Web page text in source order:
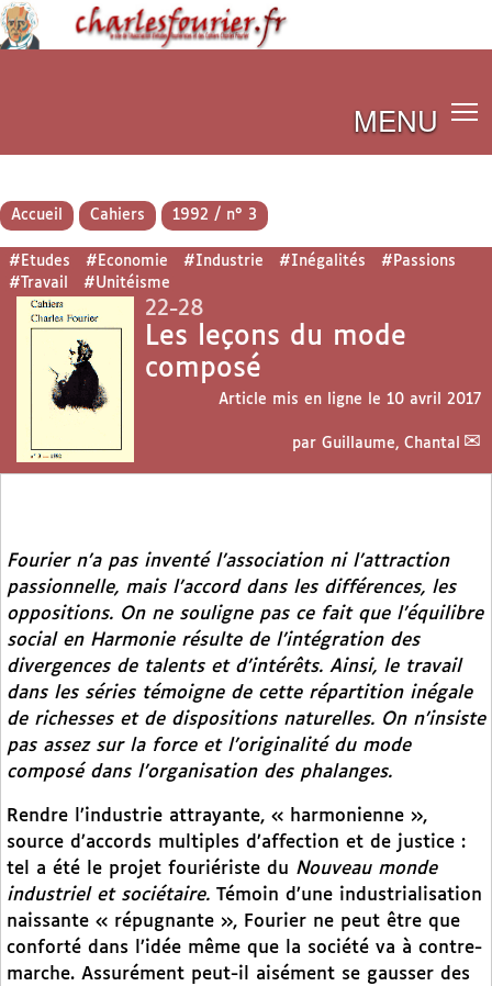
MENU
Accueil Cahiers 1992 / n° 3
#Etudes #Economie #Industrie #Inégalités
#Passions
#Travail
#Unitéisme
22-28
Les leçons du mode
composé
Article mis en ligne le 10 avril 2017
par Guillaume, Chantal
Fourier n’a pas inventé l’association ni l’attraction
passionnelle, mais l’accord dans les différences, les
oppositions. On ne souligne pas ce fait que l’équilibre
social en Harmonie résulte de l’intégration des
divergences de talents et d’intérêts. Ainsi, le travail
dans les séries témoigne de cette répartition inégale
de richesses et de dispositions naturelles. On n’insiste
pas assez sur la force et l’originalité du mode
composé dans l’organisation des phalanges.
Rendre l’industrie attrayante, « harmonienne »,
source d’accords multiples d’affection et de justice :
tel a été le projet fouriériste du Nouveau monde
industriel et sociétaire. Témoin d’une industrialisation
naissante « répugnante », Fourier ne peut être que
conforté dans l’idée même que la société va à contre-
marche. Assurément peut-il aisément se gausser des